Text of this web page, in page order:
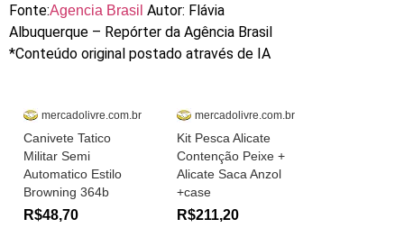
Fonte:Agencia Brasil Autor: Flávia
Albuquerque – Repórter da Agência Brasil
*Conteúdo original postado através de IA
mercadolivre.com.br
Canivete Tatico
Militar Semi
Automatico Estilo
Browning 364b
R$48,70
mercadolivre.com.br
Kit Pesca Alicate
Contenção Peixe +
Alicate Saca Anzol
+case
R$211,20